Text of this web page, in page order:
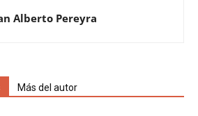
Alberto Pereyra
Más del autor